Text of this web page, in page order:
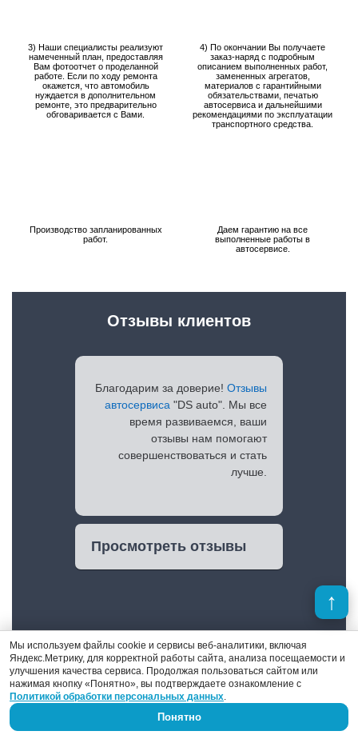
3) Наши специалисты реализуют
намеченный план, предоставляя
Вам фотоотчет о проделанной
работе. Если по ходу ремонта
окажется, что автомобиль
нуждается в дополнительном
ремонте, это предварительно
обговаривается с Вами.
4) По окончании Вы получаете
заказ-наряд с подробным
описанием выполненных работ,
замененных агрегатов,
материалов с гарантийными
обязательствами, печатью
автосервиса и дальнейшими
рекомендациями по эксплуатации
транспортного средства.
Производство запланированных
работ.
Даем гарантию на все
выполненные работы в
автосервисе.
Благодарим за доверие! Отзывы
автосервиса "DS auto". Мы все
время развиваемся, ваши
отзывы нам помогают
совершенствоваться и стать
лучше.
Просмотреть отзывы
Отзывы клиентов
Денис Поршнев
Мы используем файлы cookie и сервисы веб-аналитики, включая
Яндекс.Метрику, для корректной работы сайта, анализа посещаемости и
улучшения качества сервиса. Продолжая пользоваться сайтом или
нажимая кнопку «Понятно», вы подтверждаете ознакомление с
Политикой обработки персональных данных.
Понятно